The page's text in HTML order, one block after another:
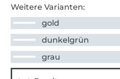
Weitere Varianten:
gold
dunkelgrün
grau